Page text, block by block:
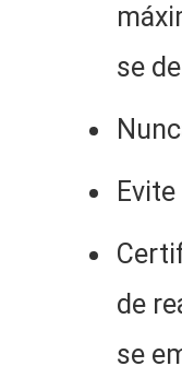
se
de
se